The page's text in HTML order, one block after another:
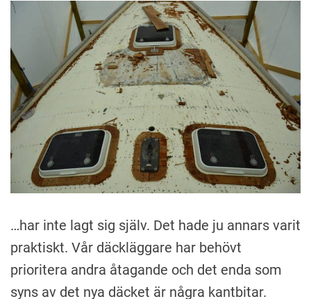
A
k
i
…har inte lagt sig själv. Det hade ju annars varit
praktiskt. Vår däckläggare har behövt
prioritera andra åtagande och det enda som
syns av det nya däcket är några kantbitar.